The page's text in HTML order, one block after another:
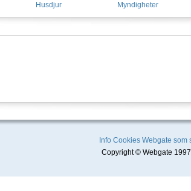
Husdjur
Myndigheter
Info Cookies Webgate som
Copyright © Webgate